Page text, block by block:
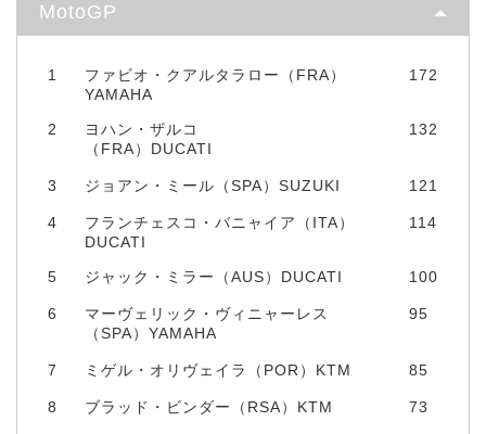
MotoGP
1
ファビオ・クアルタラロー（FRA）
YAMAHA
172
2
ヨハン・ザルコ
（FRA）DUCATI
132
3 ジョアン・ミール（SPA）SUZUKI 121
4
フランチェスコ・バニャイア（ITA）
DUCATI
114
5 ジャック・ミラー（AUS）DUCATI 100
6
マーヴェリック・ヴィニャーレス
（SPA）YAMAHA
95
7 ミゲル・オリヴェイラ（POR）KTM 85
8 ブラッド・ビンダー（RSA）KTM 73